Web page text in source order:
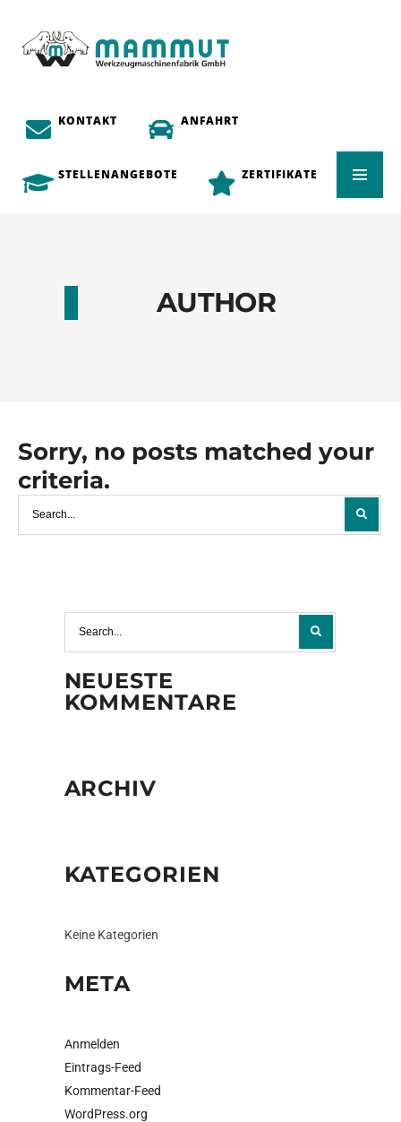
KONTAKT ANFAHRT
STELLENANGEBOTE ZERTIFIKATE
AUTHOR
Sorry, no posts matched your
criteria.
NEUESTE
KOMMENTARE
ARCHIV
KATEGORIEN
Keine Kategorien
META
Anmelden
Eintrags-Feed
Kommentar-Feed
WordPress.org